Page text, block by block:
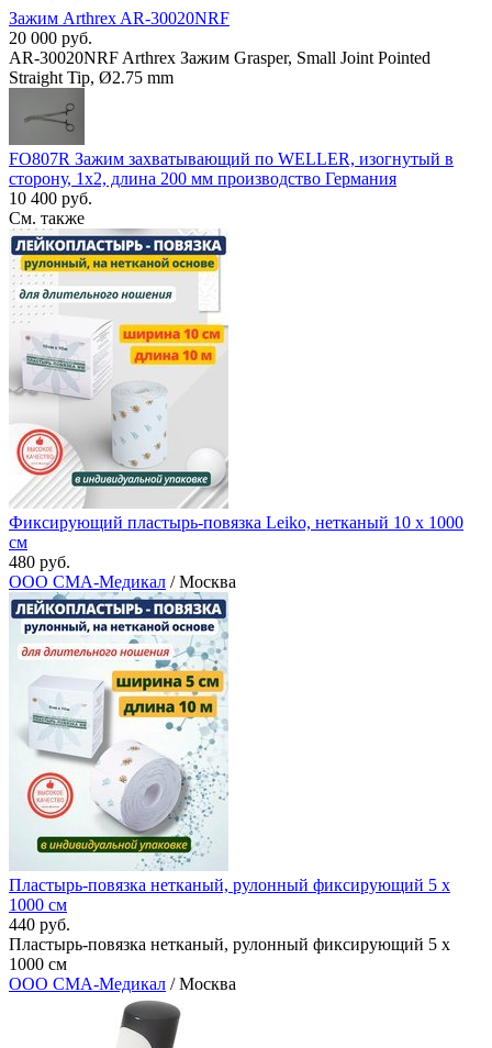
Зажим Arthrex AR-30020NRF
20 000 руб.
AR-30020NRF Arthrex Зажим Grasper, Small Joint Pointed
Straight Tip, Ø2.75 mm
FO807R Зажим захватывающий по WELLER, изогнутый в
сторону, 1х2, длина 200 мм производство Германия
10 400 руб.
См. также
Фиксирующий пластырь-повязка Leiko, нетканый 10 x 1000
см
480 руб.
ООО СМА-Медикал / Москва
Пластырь-повязка нетканый, рулонный фиксирующий 5 x
1000 см
440 руб.
Пластырь-повязка нетканый, рулонный фиксирующий 5 x
1000 см
ООО СМА-Медикал / Москва